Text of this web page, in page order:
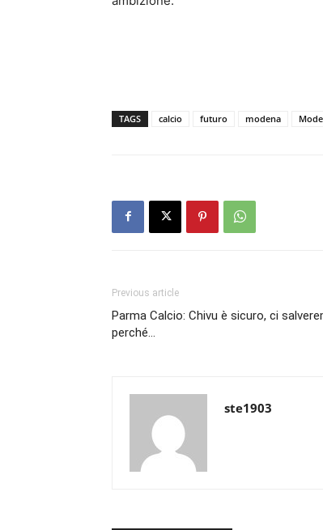
TAGS calcio futuro modena
Previous article
Parma Calcio: Chivu è sicuro, ci
perché…
ste1903